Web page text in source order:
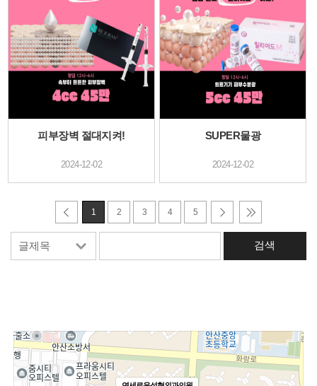
피부장벽 절대지켜!
2024-12-02
SUPER물광
2024-12-02
1 2 3 4 5